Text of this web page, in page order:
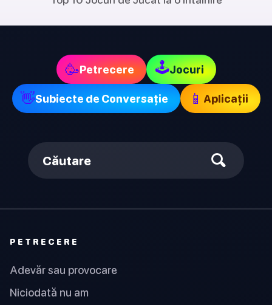
🥳Petrecere 🕹Jocuri
👋Subiecte de Conversație 📱 Aplicații
Căutare
PETRECERE
Adevăr sau provocare
Niciodată nu am